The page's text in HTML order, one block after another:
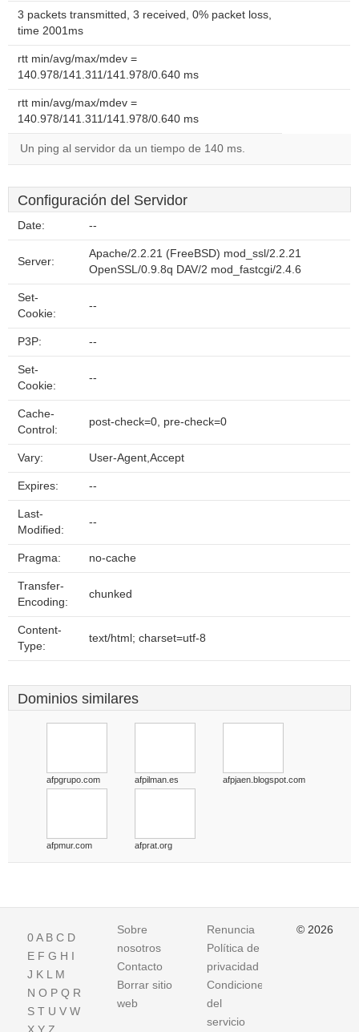
3 packets transmitted, 3 received, 0% packet loss,
time 2001ms
rtt min/avg/max/mdev =
140.978/141.311/141.978/0.640 ms
rtt min/avg/max/mdev =
140.978/141.311/141.978/0.640 ms
Un ping al servidor da un tiempo de 140 ms.
Configuración del Servidor
Date: --
Server:
Apache/2.2.21 (FreeBSD) mod_ssl/2.2.21
OpenSSL/0.9.8q DAV/2 mod_fastcgi/2.4.6
Set-
Cookie:
--
P3P: --
Set-
Cookie:
--
Cache-
Control:
post-check=0, pre-check=0
Vary: User-Agent,Accept
Expires: --
Last-
Modified:
--
Pragma: no-cache
Transfer-
Encoding:
chunked
Content-
Type:
text/html; charset=utf-8
Dominios similares
afpgrupo.com afpilman.es afpjaen.blogspot.com
afpmur.com afprat.org
0A B C D
E F G H I
J K L M
N O P Q R
S T U V W
Sobre
nosotros
Contacto
Borrar sitio
web
Renuncia
Política de
privacidad
Condiciones
del
servicio
© 2026